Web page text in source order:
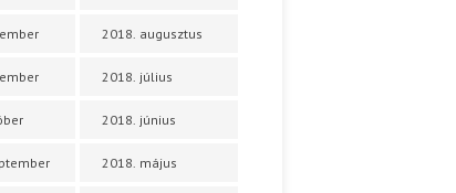
2018. augusztus
2018. július
2018. június
2018. május